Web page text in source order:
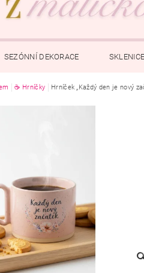
SEZÓNNÍ DEKORACE
POKLADNIČKY
☕ Hrníčky Hrníček „Každý den je nový